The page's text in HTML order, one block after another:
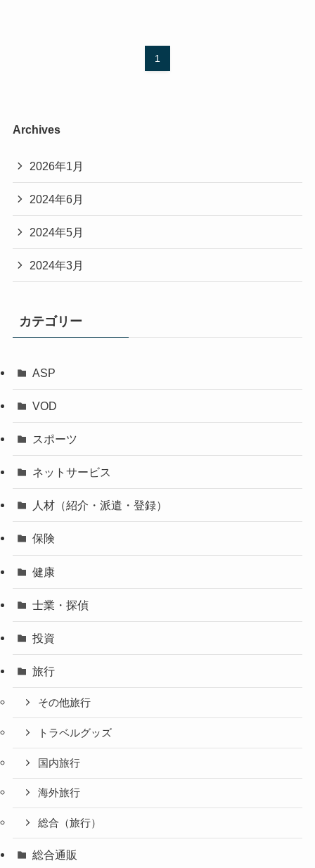
1
Archives
2026年1月
2024年6月
2024年5月
2024年3月
カテゴリー
ASP
VOD
スポーツ
ネットサービス
人材（紹介・派遣・登録）
保険
健康
士業・探偵
投資
旅行
その他旅行
トラベルグッズ
国内旅行
海外旅行
総合（旅行）
総合通販